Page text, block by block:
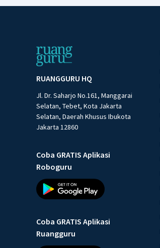
RUANGGURU HQ
Jl. Dr. Saharjo No.161, Manggarai
Selatan, Tebet, Kota Jakarta
Selatan, Daerah Khusus Ibukota
Jakarta 12860
Coba GRATIS Aplikasi
Roboguru
Coba GRATIS Aplikasi
Ruangguru